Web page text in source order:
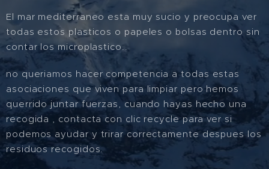
El mar mediterraneo esta muy sucio y preocupa ver
todas estos plasticos o papeles o bolsas dentro sin
contar los microplastico..
no queriamos hacer competencia a todas estas
asociaciones que viven para limpiar pero hemos
querrido juntar fuerzas, cuando hayas hecho una
recogida , contacta con clic recycle para ver si
podemos ayudar y trirar correctamente despues los
residuos recogidos.